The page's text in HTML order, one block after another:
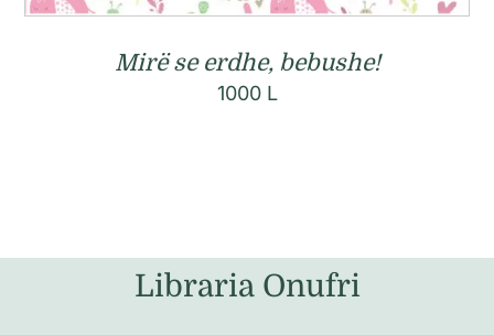
Mirë se erdhe, bebushe!
1000 L
Libraria Onufri